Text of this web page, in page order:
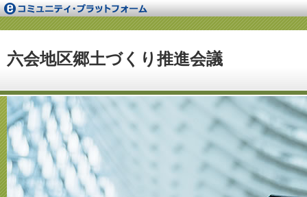
六会地区郷土づくり推進会議